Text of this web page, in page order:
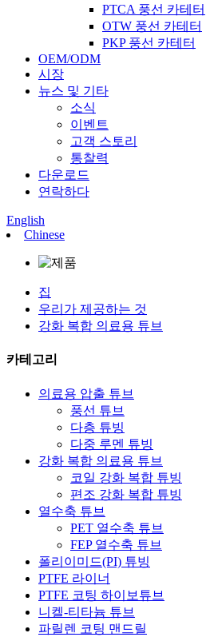
PTCA 풍선 카테터
OTW 풍선 카테터
PKP 풍선 카테터
OEM/ODM
시장
뉴스 및 기타
소식
이벤트
고객 스토리
통찰력
다운로드
연락하다
English
Chinese
집
우리가 제공하는 것
강화 복합 의료용 튜브
카테고리
의료용 압출 튜브
풍선 튜브
다층 튜빙
다중 루멘 튜빙
강화 복합 의료용 튜브
코일 강화 복합 튜빙
편조 강화 복합 튜빙
열수축 튜브
PET 열수축 튜브
FEP 열수축 튜브
폴리이미드(PI) 튜빙
PTFE 라이너
PTFE 코팅 하이보튜브
니켈-티타늄 튜브
파릴렌 코팅 맨드릴